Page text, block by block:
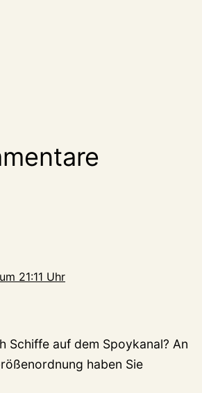
21:11 Uhr
Schiffe auf dem Spoykanal? An
haben Sie